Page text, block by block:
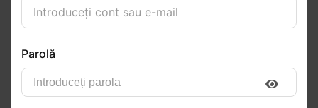
Alysia Tuiu
Urmăriți Salvați în PDF
Parolă